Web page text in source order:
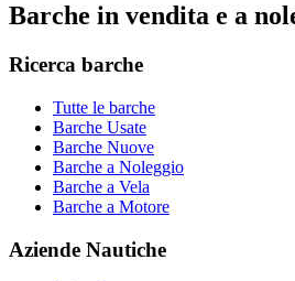
Barche in vendita e a
Ricerca barche
Tutte le barche
Barche Usate
Barche Nuove
Barche a Noleggio
Barche a Vela
Barche a Motore
Aziende Nautiche